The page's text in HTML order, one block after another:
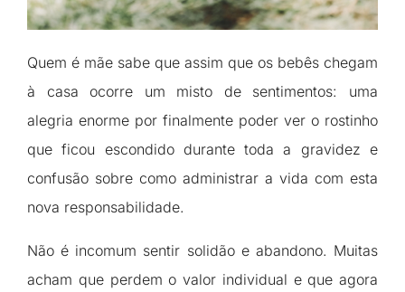
Quem é mãe sabe que assim que os bebês chegam
à casa ocorre um misto de sentimentos: uma
alegria enorme por finalmente poder ver o rostinho
que ficou escondido durante toda a gravidez e
confusão sobre como administrar a vida com esta
nova responsabilidade.
Não é incomum sentir solidão e abandono. Muitas
acham que perdem o valor individual e que agora